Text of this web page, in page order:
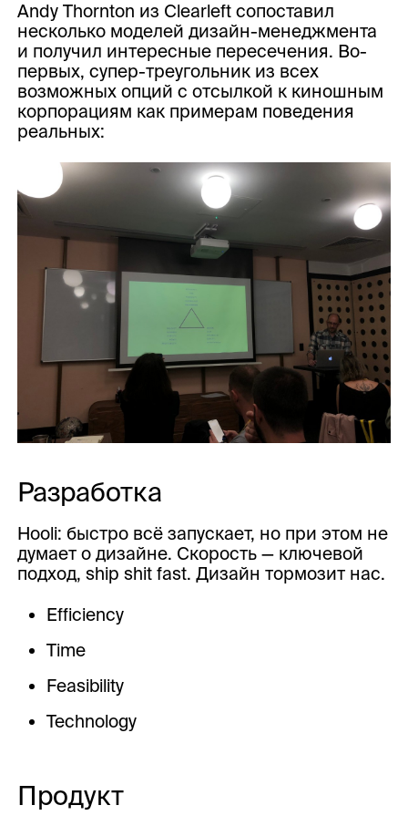
Andy Thornton из Clearleft сопоставил
несколько моделей дизайн-менеджмента
и получил интересные пересечения. Во-
первых, супер-треугольник из всех
возможных опций с отсылкой к киношным
корпорациям как примерам поведения
реальных:
Разработка
Hooli: быстро всё запускает, но при этом не
думает о дизайне. Скорость — ключевой
подход, ship shit fast. Дизайн тормозит нас.
Efficiency
Time
Feasibility
Technology
Продукт